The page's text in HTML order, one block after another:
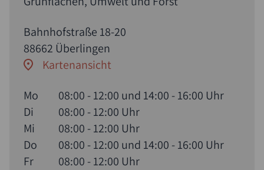
Bahnhofstraße 18-20
88662 Überlingen
Kartenansicht
Mo
08:00 - 12:00 und 14:00 - 16:00 Uhr
Di
08:00 - 12:00 Uhr
Mi
08:00 - 12:00 Uhr
Do
08:00 - 12:00 und 14:00 - 16:00 Uhr
Fr
08:00 - 12:00 Uhr